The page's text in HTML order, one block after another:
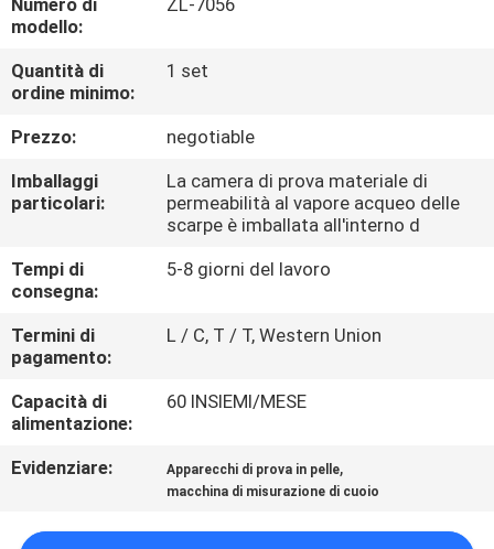
DELLA
FABBRICA
CONTROLLO
DI
QUALITÀ
CONTATTICI
NOTIZIE
RICHIEDA
UNA
Numero di
modello:
ZL-7056
Quantità di
ordine minimo:
1 set
Prezzo:
negotiable
Imballaggi
particolari:
La camera di prova materiale di
permeabilità al vapore acqueo delle
scarpe è imballata all'interno d
Tempi di
consegna:
5-8 giorni del lavoro
Termini di
pagamento:
L / C, T / T, Western Union
Capacità di
alimentazione:
60 INSIEMI/MESE
Evidenziare: Apparecchi di prova in pelle,
macchina di misurazione di cuoio